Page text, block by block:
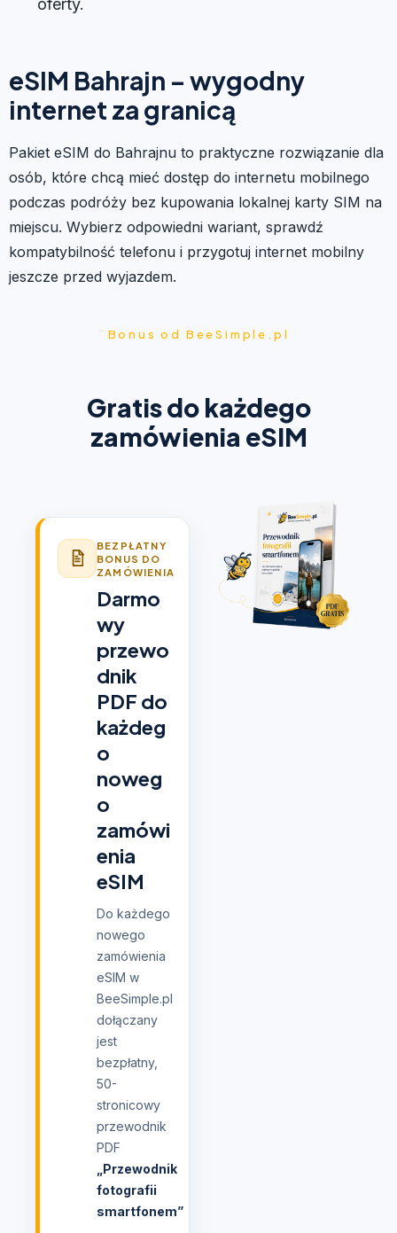
oferty.
eSIM Bahrajn – wygodny
internet za granicą
Pakiet eSIM do Bahrajnu to praktyczne rozwiązanie dla
osób, które chcą mieć dostęp do internetu mobilnego
podczas podróży bez kupowania lokalnej karty SIM na
miejscu. Wybierz odpowiedni wariant, sprawdź
kompatybilność telefonu i przygotuj internet mobilny
jeszcze przed wyjazdem.
Bonus od BeeSimple.pl
Gratis do każdego
zamówienia eSIM
BEZPŁATNY
BONUS DO
ZAMÓWIENIA
Darmo
wy
przewo
dnik
PDF do
każdeg
o
noweg
o
zamówi
enia
eSIM
Do każdego
nowego
zamówienia
eSIM w
BeeSimple.pl
dołączany
jest
bezpłatny,
50-
stronicowy
przewodnik
PDF
„Przewodnik
fotografii
smartfonem”